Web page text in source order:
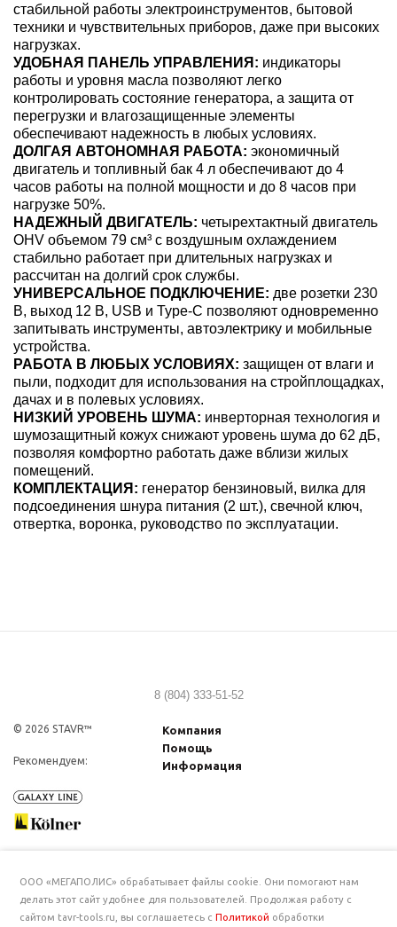
стабильной работы электроинструментов, бытовой
техники и чувствительных приборов, даже при высоких
нагрузках.
УДОБНАЯ ПАНЕЛЬ УПРАВЛЕНИЯ: индикаторы
работы и уровня масла позволяют легко
контролировать состояние генератора, а защита от
перегрузки и влагозащищенные элементы
обеспечивают надежность в любых условиях.
ДОЛГАЯ АВТОНОМНАЯ РАБОТА: экономичный
двигатель и топливный бак 4 л обеспечивают до 4
часов работы на полной мощности и до 8 часов при
нагрузке 50%.
НАДЕЖНЫЙ ДВИГАТЕЛЬ: четырехтактный двигатель
OHV объемом 79 см³ с воздушным охлаждением
стабильно работает при длительных нагрузках и
рассчитан на долгий срок службы.
УНИВЕРСАЛЬНОЕ ПОДКЛЮЧЕНИЕ: две розетки 230
В, выход 12 В, USB и Type-C позволяют одновременно
запитывать инструменты, автоэлектрику и мобильные
устройства.
РАБОТА В ЛЮБЫХ УСЛОВИЯХ: защищен от влаги и
пыли, подходит для использования на стройплощадках,
дачах и в полевых условиях.
НИЗКИЙ УРОВЕНЬ ШУМА: инверторная технология и
шумозащитный кожух снижают уровень шума до 62 дБ,
позволяя комфортно работать даже вблизи жилых
помещений.
КОМПЛЕКТАЦИЯ: генератор бензиновый, вилка для
подсоединения шнура питания (2 шт.), свечной ключ,
отвертка, воронка, руководство по эксплуатации.
8 (804) 333-51-52
© 2026 STAVR™
Рекомендуем:
Компания
Помощь
Информация
ООО «МЕГАПОЛИС» обрабатывает файлы cookie. Они помогают нам
делать этот сайт удобнее для пользователей. Продолжая работу с
сайтом tavr-tools.ru, вы соглашаетесь сПолитикой обработки